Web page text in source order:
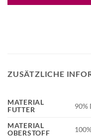
ZUSÄTZLICHE
MATERIAL
FUTTER
90%
MATERIAL
OBERSTOFF